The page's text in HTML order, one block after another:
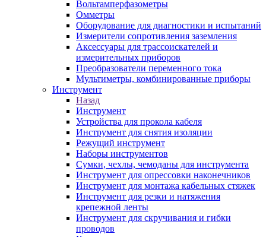
Вольтамперфазометры
Омметры
Оборудование для диагностики и испытаний
Измерители сопротивления заземления
Аксессуары для трассоискателей и
измерительных приборов
Преобразователи переменного тока
Мультиметры, комбинированные приборы
Инструмент
Назад
Инструмент
Устройства для прокола кабеля
Инструмент для снятия изоляции
Режущий инструмент
Наборы инструментов
Сумки, чехлы, чемоданы для инструмента
Инструмент для опрессовки наконечников
Инструмент для монтажа кабельных стяжек
Инструмент для резки и натяжения
крепежной ленты
Инструмент для скручивания и гибки
проводов